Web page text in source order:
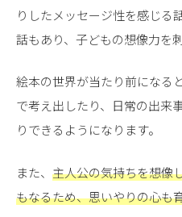
りしたメッセージ性を感じる
話もあり、子どもの想像力を
絵本の世界が当たり前になる
で考え出したり、日常の出来
りできるようになります。
また、 主人公の気持ちを想像
もなるため、思いやりの心も